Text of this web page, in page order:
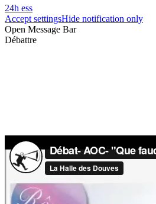
24h ess
Accept settingsHide notification only
Open Message Bar
Débattre